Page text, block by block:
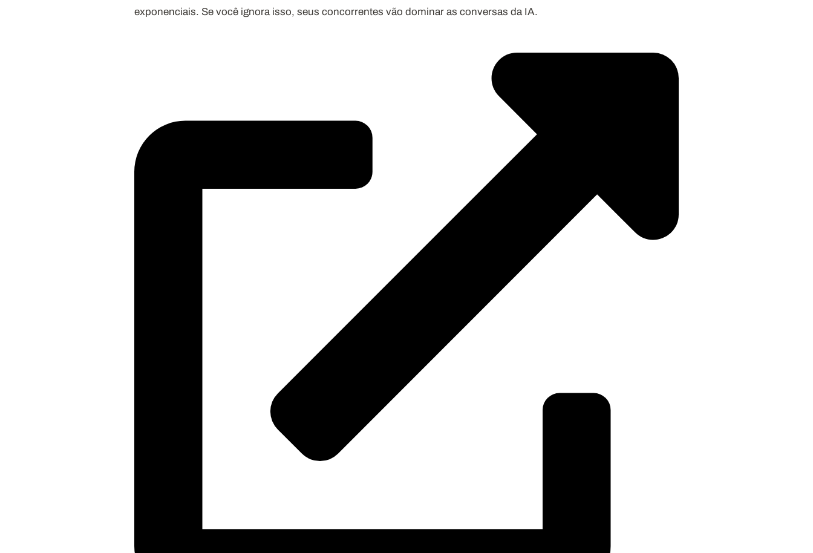
exponenciais. Se você ignora isso, seus concorrentes vão dominar as conversas da IA.